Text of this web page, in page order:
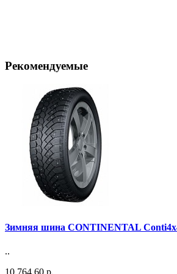
Рекомендуемые
Зимняя шина CONTINENTAL
..
10 764.60 р.